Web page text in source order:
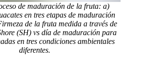
de maduración de la fruta: a)
en tres etapas de maduración
de la fruta medida a través de
(SH) vs día de maduración para
en tres condiciones ambientales
diferentes.